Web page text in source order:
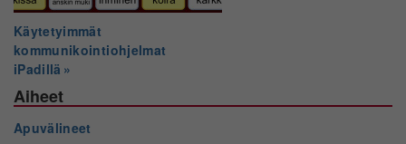
Käytetyimmät
kommunikointiohjelmat
iPadillä
Aiheet
Apuvälineet